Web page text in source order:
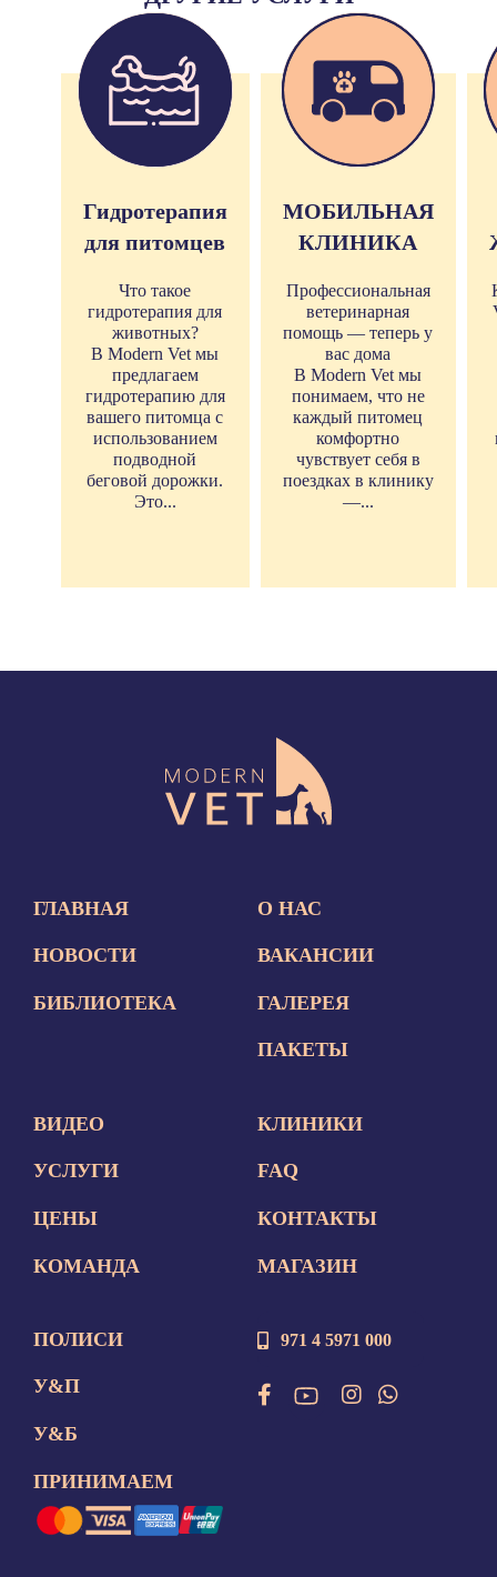
Гидротерапия
для питомцев
Что такое
гидротерапия для
животных?
В Modern Vet мы
предлагаем
гидротерапию для
вашего питомца с
использованием
подводной
беговой дорожки.
Это...
МОБИЛЬНАЯ
КЛИНИКА
Профессиональная
ветеринарная
помощь — теперь у
вас дома
В Modern Vet мы
понимаем, что не
каждый питомец
комфортно
чувствует себя в
поездках в клинику
—...
ГЛАВНАЯ
НОВОСТИ
БИБЛИОТЕКА
О НАС
ВАКАНСИИ
ГАЛЕРЕЯ
ПАКЕТЫ
ВИДЕО
УСЛУГИ
ЦЕНЫ
КОМАНДА
КЛИНИКИ
FAQ
КОНТАКТЫ
МАГАЗИН
ПОЛИСИ
У&П
У&Б
ПРИНИМАЕМ
971 4 5971 000